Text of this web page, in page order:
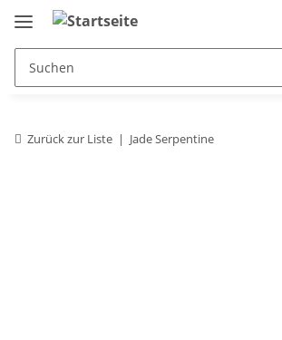
Zurück zur Liste Jade Serpentine